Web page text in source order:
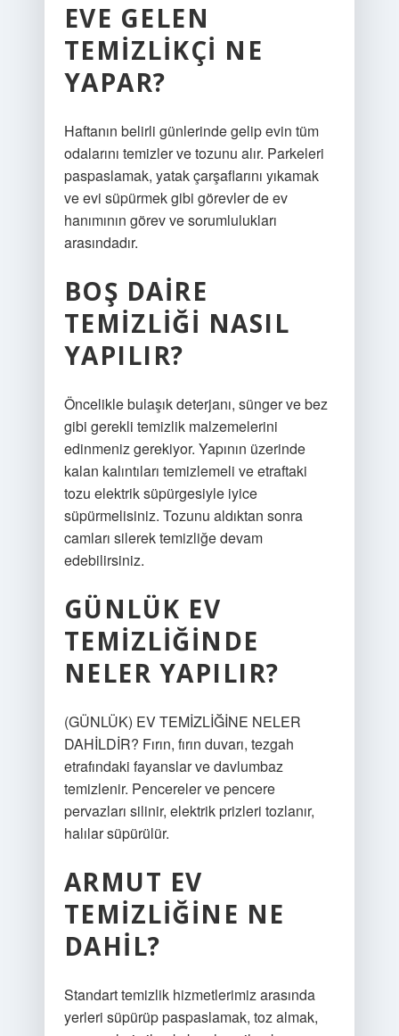
EVE GELEN
TEMIZLIKÇI NE
YAPAR?
Haftanın belirli günlerinde gelip evin tüm
odalarını temizler ve tozunu alır. Parkeleri
paspaslamak, yatak çarşaflarını yıkamak
ve evi süpürmek gibi görevler de ev
hanımının görev ve sorumlulukları
arasındadır.
BOŞ DAIRE
TEMIZLIĞI NASIL
YAPILIR?
Öncelikle bulaşık deterjanı, sünger ve bez
gibi gerekli temizlik malzemelerini
edinmeniz gerekiyor. Yapının üzerinde
kalan kalıntıları temizlemeli ve etraftaki
tozu elektrik süpürgesiyle iyice
süpürmelisiniz. Tozunu aldıktan sonra
camları silerek temizliğe devam
edebilirsiniz.
GÜNLÜK EV
TEMIZLIĞINDE
NELER YAPILIR?
(GÜNLÜK) EV TEMİZLİĞİNE NELER
DAHİLDİR? Fırın, fırın duvarı, tezgah
etrafındaki fayanslar ve davlumbaz
temizlenir. Pencereler ve pencere
pervazları silinir, elektrik prizleri tozlanır,
halılar süpürülür.
ARMUT EV
TEMIZLIĞINE NE
DAHIL?
Standart temizlik hizmetlerimiz arasında
yerleri süpürüp paspaslamak, toz almak,